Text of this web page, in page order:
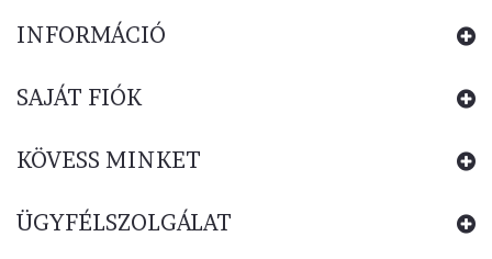
INFORMÁCIÓ
SAJÁT FIÓK
KÖVESS MINKET
ÜGYFÉLSZOLGÁLAT